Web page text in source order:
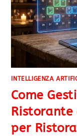
INTELLIGENZA
Come
Ristorante
per